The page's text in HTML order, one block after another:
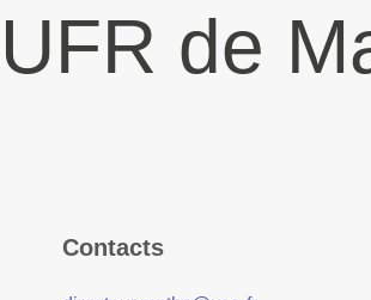
UFR de
Contacts